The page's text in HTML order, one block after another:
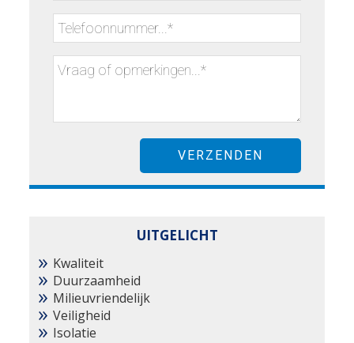
UITGELICHT
Kwaliteit
Duurzaamheid
Milieuvriendelijk
Veiligheid
Isolatie